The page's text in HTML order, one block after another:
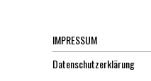
IMPRESSUM
Datenschutzerklärung